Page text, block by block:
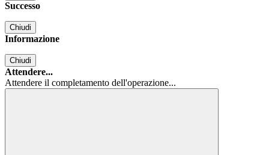
Successo
Chiudi
Informazione
Chiudi
Attendere...
Attendere il completamento dell'operazione...